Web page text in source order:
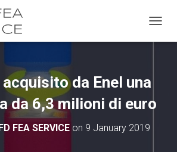
da Enel una
da 6,3 milioni di euro
FEA SERVICE on 9 January 2019